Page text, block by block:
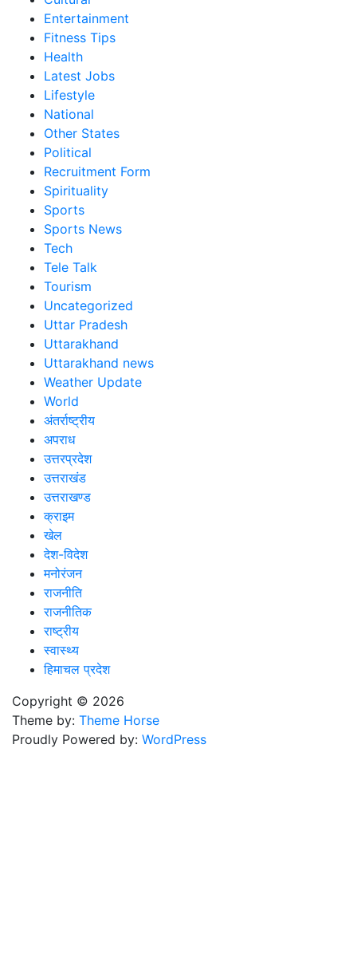
Entertainment
Fitness Tips
Health
Latest Jobs
Lifestyle
National
Other States
Political
Recruitment Form
Spirituality
Sports
Sports News
Tech
Tele Talk
Tourism
Uncategorized
Uttar Pradesh
Uttarakhand
Uttarakhand news
Weather Update
World
अंतर्राष्ट्रीय
अपराध
उत्तरप्रदेश
उत्तराखंड
उत्तराखण्ड
क्राइम
खेल
देश-विदेश
मनोरंजन
राजनीति
राजनीतिक
राष्ट्रीय
स्वास्थ्य
हिमाचल प्रदेश
Copyright © 2026
Theme by: Theme Horse
Proudly Powered by: WordPress